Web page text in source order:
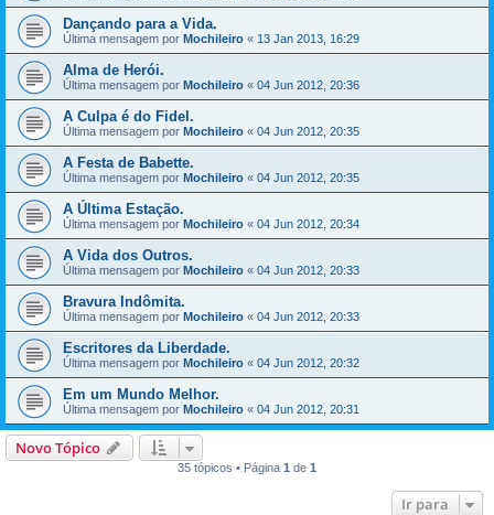
Dançando para a Vida.
Última mensagem por Mochileiro « 13 Jan 2013, 16:29
Alma de Herói.
Última mensagem por Mochileiro « 04 Jun 2012, 20:36
A Culpa é do Fidel.
Última mensagem por Mochileiro « 04 Jun 2012, 20:35
A Festa de Babette.
Última mensagem por Mochileiro « 04 Jun 2012, 20:35
A Última Estação.
Última mensagem por Mochileiro « 04 Jun 2012, 20:34
A Vida dos Outros.
Última mensagem por Mochileiro « 04 Jun 2012, 20:33
Bravura Indômita.
Última mensagem por Mochileiro « 04 Jun 2012, 20:33
Escritores da Liberdade.
Última mensagem por Mochileiro « 04 Jun 2012, 20:32
Em um Mundo Melhor.
Última mensagem por Mochileiro « 04 Jun 2012, 20:31
Novo Tópico
35 tópicos • Página 1 de 1
Ir para